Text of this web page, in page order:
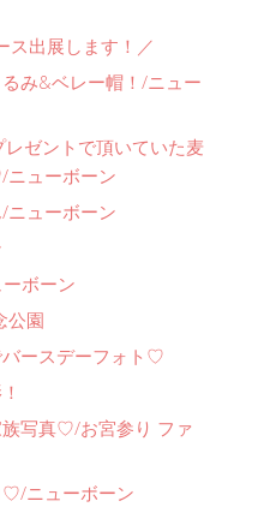
ス出展します！／
み&ベレー帽！/ニュー
ゼントで頂いていた麦
ューボーン
ューボーン
ボーン
公園
ースデーフォト♡
写真♡/お宮参り ファ
♡/ニューボーン